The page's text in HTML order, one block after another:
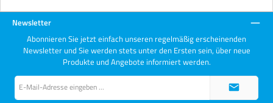
Newsletter
Abonnieren Sie jetzt einfach unseren regelmäßig erscheinenden
Newsletter und Sie werden stets unter den Ersten sein, über neue
Produkte und Angebote informiert werden.